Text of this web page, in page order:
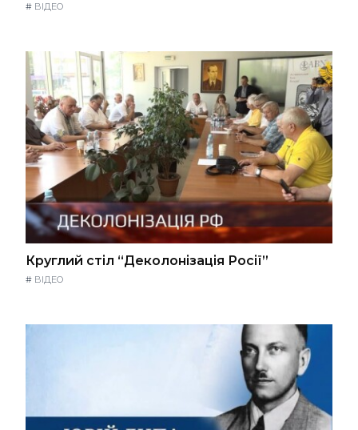
# ВІДЕО
Круглий стіл “Деколонізація Росії”
# ВІДЕО